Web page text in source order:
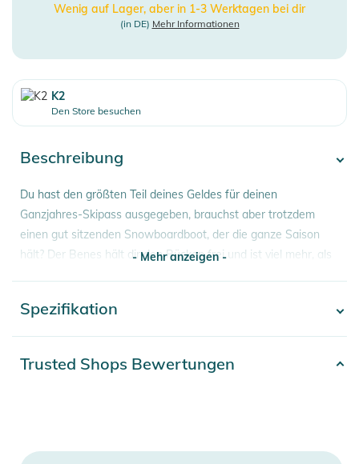
Wenig auf Lager, aber in 1-3 Werktagen bei dir
(in DE) Mehr Informationen
K2
Den Store besuchen
Beschreibung
Du hast den größten Teil deines Geldes für deinen
Ganzjahres-Skipass ausgegeben, brauchst aber trotzdem
einen gut sitzenden Snowboardboot, der die ganze Saison
hält? Der Benes hält dir den Rücken frei und ist viel mehr, als
Wir haben uns mit BOA® und Intuition® zusammengetan,
um dir das Preis-Leistungs-Verhältnis zu bieten, das du
BOA-Schnürsenkel®, um einen sicheren Verschluss mit
formt sich natürlich an die Form deines Fußes und ist mit
- Mehr anzeigen -
Spezifikation
Trusted Shops Bewertungen